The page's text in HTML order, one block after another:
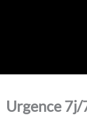
Urgence 7j/